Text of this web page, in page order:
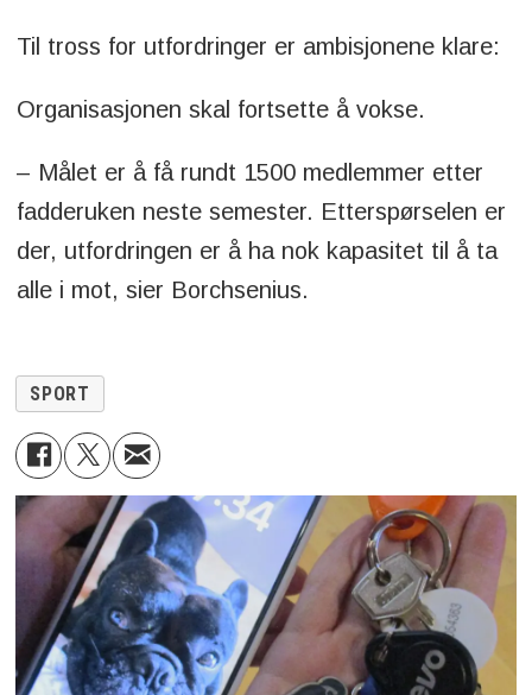
Til tross for utfordringer er ambisjonene klare:
Organisasjonen skal fortsette å vokse.
– Målet er å få rundt 1500 medlemmer etter
fadderuken neste semester. Etterspørselen er
der, utfordringen er å ha nok kapasitet til å ta
alle i mot, sier Borchsenius.
SPORT